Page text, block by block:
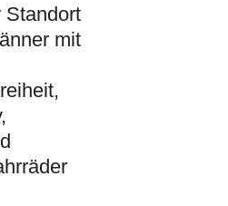
Standort
mit